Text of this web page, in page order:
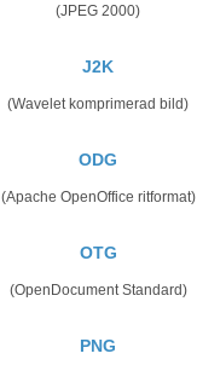
(JPEG 2000)
J2K
(Wavelet komprimerad bild)
ODG
(Apache OpenOffice ritformat)
OTG
(OpenDocument Standard)
PNG